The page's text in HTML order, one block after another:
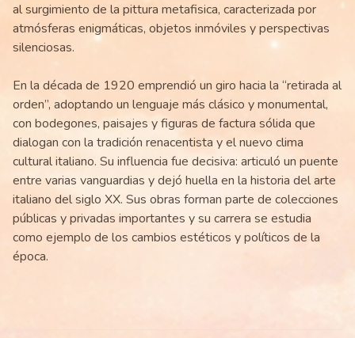
al surgimiento de la pittura metafisica, caracterizada por
atmósferas enigmáticas, objetos inmóviles y perspectivas
silenciosas.
En la década de 1920 emprendió un giro hacia la “retirada al
orden”, adoptando un lenguaje más clásico y monumental,
con bodegones, paisajes y figuras de factura sólida que
dialogan con la tradición renacentista y el nuevo clima
cultural italiano. Su influencia fue decisiva: articuló un puente
entre varias vanguardias y dejó huella en la historia del arte
italiano del siglo XX. Sus obras forman parte de colecciones
públicas y privadas importantes y su carrera se estudia
como ejemplo de los cambios estéticos y políticos de la
época.